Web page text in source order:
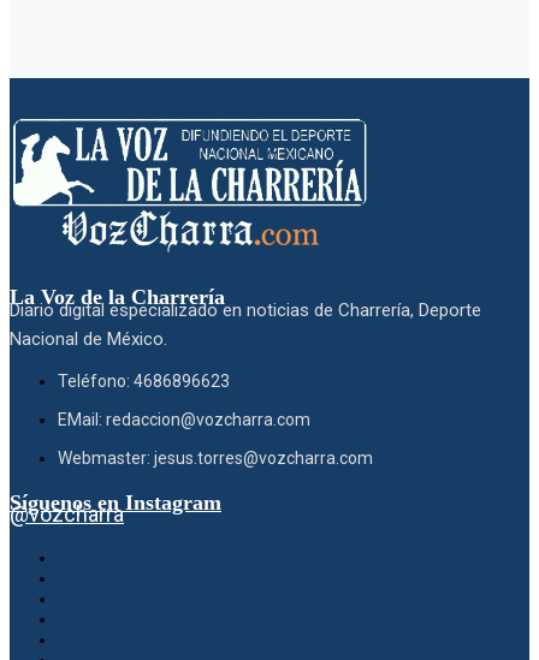
La Voz de la Charrería
Diario digital especializado en noticias de Charrería, Deporte
Nacional de México.
Teléfono: 4686896623
EMail: redaccion@vozcharra.com
Webmaster: jesus.torres@vozcharra.com
Síguenos en Instagram
@vozcharra